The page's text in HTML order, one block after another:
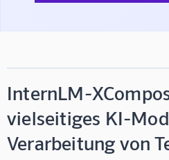
InternLM-
vielseitiges KI-
Verarbeitung von